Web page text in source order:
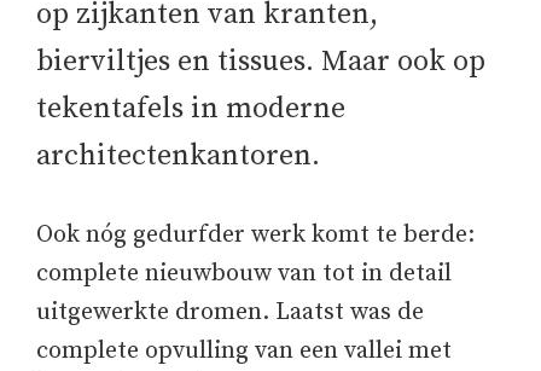
op zijkanten van kranten,
bierviltjes en tissues. Maar ook op
tekentafels in moderne
architectenkantoren.
Ook nóg gedurfder werk komt te berde:
complete nieuwbouw van tot in detail
uitgewerkte dromen. Laatst was de
complete opvulling van een vallei met